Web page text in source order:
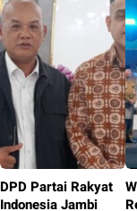
DPD Partai Rakyat
Indonesia Jambi